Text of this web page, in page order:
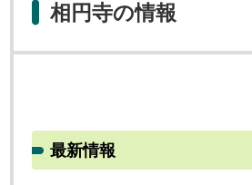
相円寺の情報
最新情報